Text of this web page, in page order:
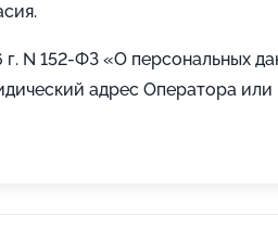
N 152-ФЗ «О персональных
адрес Оператора